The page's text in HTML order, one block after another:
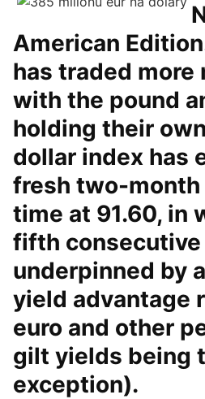
American
has traded more
with the pound
holding their
dollar index has
fresh two-month
time at 91.60, in
fifth consecutive
underpinned by
yield advantage
euro and other
gilt yields being
exception).